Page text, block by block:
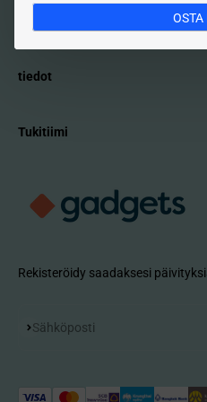
tiedot
Tukitiimi
Rekisteröidy saadaksesi
Sähköposti
Tilaa
OSTA